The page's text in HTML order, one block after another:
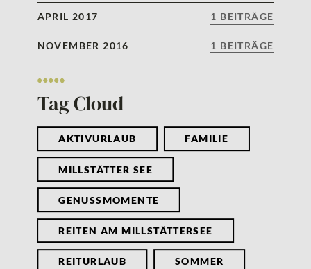
APRIL 2017 1 BEITRÄGE
NOVEMBER 2016 1 BEITRÄGE
Tag Cloud
AKTIVURLAUB FAMILIE
MILLSTÄTTER SEE
GENUSSMOMENTE
REITEN AM MILLSTÄTTERSEE
REITURLAUB SOMMER